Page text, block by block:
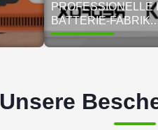
PROFESSIONELLE
BATTERIE-FABRIK.
LANGFRISTIGER
PARTNER DES
Unsere